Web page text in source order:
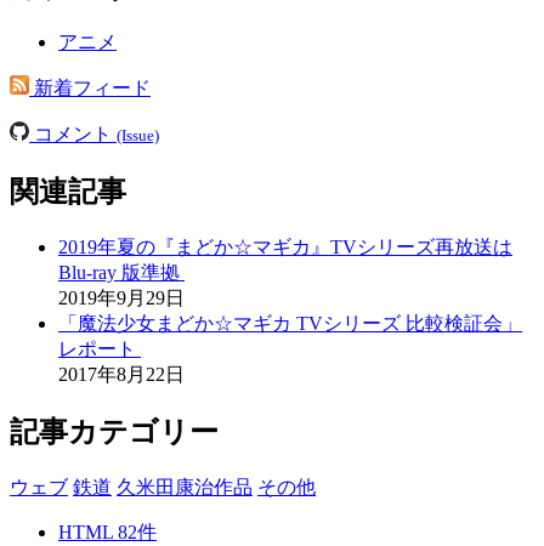
アニメ
新着フィード
コメント (Issue)
関連記事
2019年夏の『まどか☆マギカ』TVシリーズ再放送は
Blu-ray 版準拠
2019年9月29日
「魔法少女まどか☆マギカ TVシリーズ 比較検証会」
レポート
2017年8月22日
記事カテゴリー
ウェブ 鉄道 久米田康治作品 その他
HTML 82件